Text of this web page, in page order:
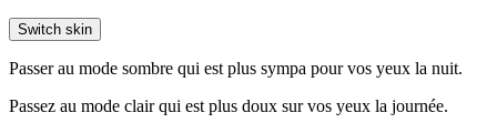
Switch skin
Passer au mode sombre qui est plus sympa pour vos yeux la nuit.
Passez au mode clair qui est plus doux sur vos yeux la journée.